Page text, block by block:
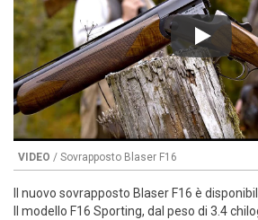
Play
VIDEO / Sovrapposto Blaser F16
Il nuovo sovrapposto Blaser F16 è
Il modello F16 Sporting, dal peso di 3.4